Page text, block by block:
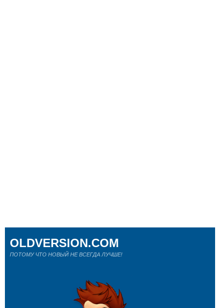
OLDVERSION.COM
ПОТОМУ ЧТО НОВЫЙ НЕ ВСЕГДА ЛУЧШЕ!